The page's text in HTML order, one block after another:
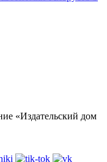
«Издательский дом